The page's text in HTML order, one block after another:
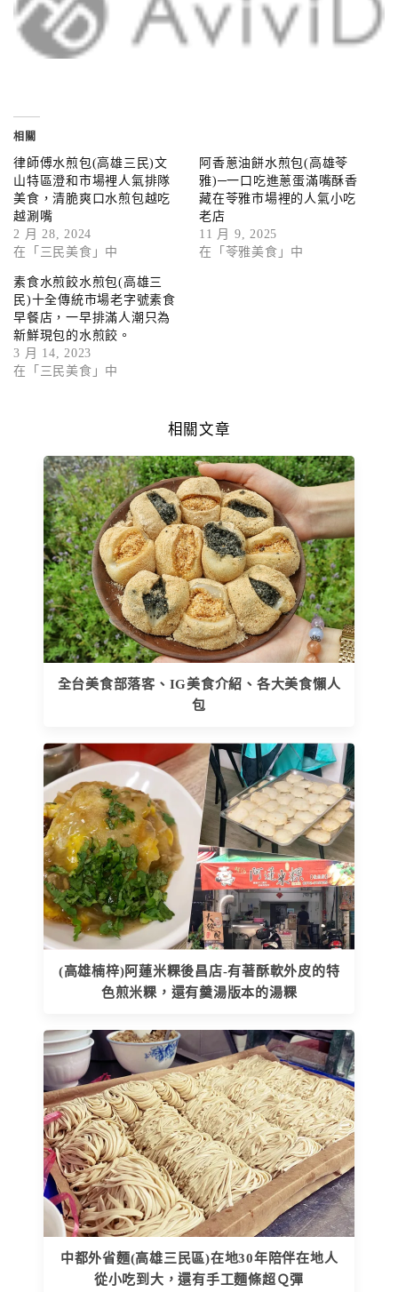
相關
律師傅水煎包(高雄三民)文
山特區澄和市場裡人氣排隊
美食，清脆爽口水煎包越吃
越涮嘴
2 月 28, 2024
在「三民美食」中
阿香蔥油餅水煎包(高雄苓
雅)─一口吃進蔥蛋滿嘴酥香
藏在苓雅市場裡的人氣小吃
老店
11 月 9, 2025
在「苓雅美食」中
素食水煎餃水煎包(高雄三
民)十全傳統市場老字號素食
早餐店，一早排滿人潮只為
新鮮現包的水煎餃。
3 月 14, 2023
在「三民美食」中
相關文章
全台美食部落客、IG美食介紹、各大美食懶人
包
(高雄楠梓)阿蓮米粿後昌店-有著酥軟外皮的特
色煎米粿，還有羹湯版本的湯粿
中都外省麵(高雄三民區)在地30年陪伴在地人
從小吃到大，還有手工麵條超Ｑ彈